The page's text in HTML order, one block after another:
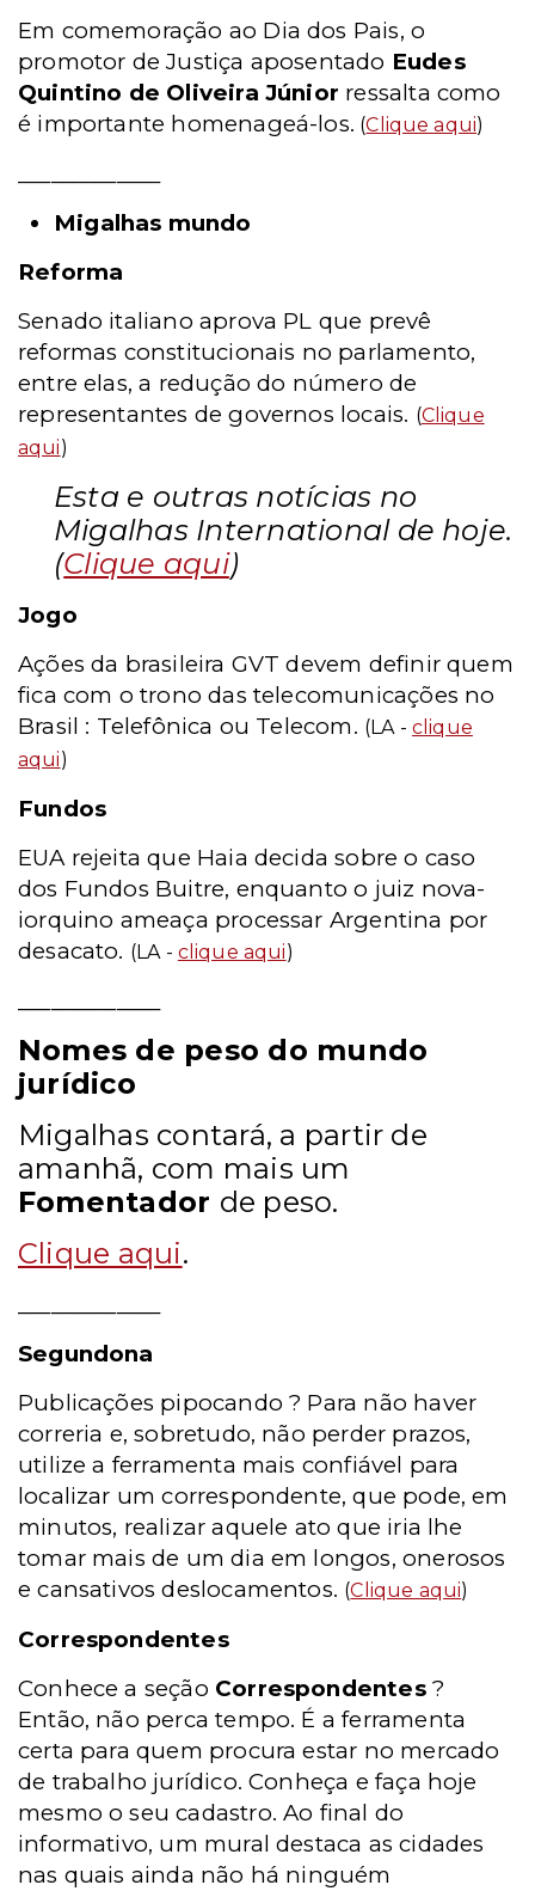
Em comemoração ao Dia dos Pais, o
promotor de Justiça aposentado Eudes
Quintino de Oliveira Júnior ressalta como
é importante homenageá-los. (Clique aqui)
Migalhas mundo
Reforma
Senado italiano aprova PL que prevê
reformas constitucionais no parlamento,
entre elas, a redução do número de
representantes de governos locais. (Clique
aqui)
Esta e outras notícias no
Migalhas International de hoje.
(Clique aqui)
Jogo
Ações da brasileira GVT devem definir quem
fica com o trono das telecomunicações no
Brasil : Telefônica ou Telecom. (LA - clique
aqui)
Fundos
EUA rejeita que Haia decida sobre o caso
dos Fundos Buitre, enquanto o juiz nova-
iorquino ameaça processar Argentina por
desacato. (LA - clique aqui)
Nomes de peso do mundo
jurídico
Migalhas contará, a partir de
amanhã, com mais um
Fomentador de peso.
Clique aqui.
Segundona
Publicações pipocando ? Para não haver
correria e, sobretudo, não perder prazos,
utilize a ferramenta mais confiável para
localizar um correspondente, que pode, em
minutos, realizar aquele ato que iria lhe
tomar mais de um dia em longos, onerosos
e cansativos deslocamentos. (Clique aqui)
Correspondentes
Conhece a seção Correspondentes?
Então, não perca tempo. É a ferramenta
certa para quem procura estar no mercado
de trabalho jurídico. Conheça e faça hoje
mesmo o seu cadastro. Ao final do
informativo, um mural destaca as cidades
nas quais ainda não há ninguém